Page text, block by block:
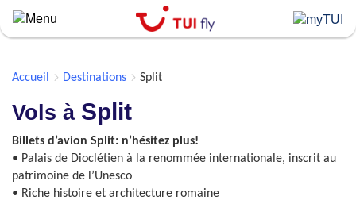
Skip
to
Accueil
Destinations Split
Vols à Split
Billets d’avion Split: n’hésitez plus!
• Palais de Dioclétien à la renommée internationale, inscrit au
patrimoine de l’Unesco
• Riche histoire et architecture romaine